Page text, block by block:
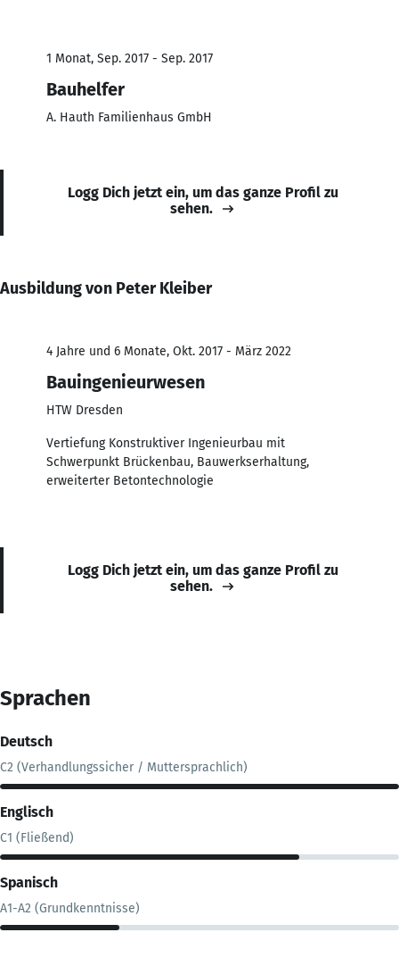
1 Monat, Sep. 2017 - Sep. 2017
Bauhelfer
A. Hauth Familienhaus GmbH
Logg Dich jetzt ein, um das ganze Profil zu
sehen.
Ausbildung von Peter Kleiber
4 Jahre und 6 Monate, Okt. 2017 - März 2022
Bauingenieurwesen
HTW Dresden
Vertiefung Konstruktiver Ingenieurbau mit
Schwerpunkt Brückenbau, Bauwerkserhaltung,
erweiterter Betontechnologie
Logg Dich jetzt ein, um das ganze Profil zu
sehen.
Sprachen
Deutsch
C2 (Verhandlungssicher / Muttersprachlich)
Englisch
C1 (Fließend)
Spanisch
A1-A2 (Grundkenntnisse)